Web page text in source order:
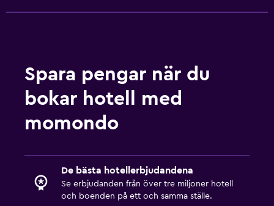
Spara pengar när du
bokar hotell med
momondo
De bästa hotellerbjudandena
Se erbjudanden från över tre miljoner hotell
och boenden på ett och samma ställe.